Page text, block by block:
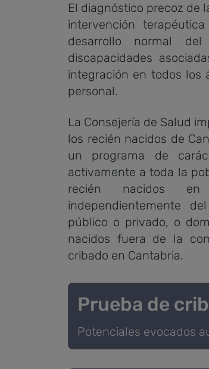
El diagnóstico precoz de
intervención
desarrollo normal
discapacidades
integración en todos los
personal.
La Consejería de Salud
los recién nacidos de
un programa de
activamente a toda la
recién nacidos en
independientemente
público o privado, o
nacidos fuera de la
cribado en Cantabria.
Prueba de
Potenciales evocados